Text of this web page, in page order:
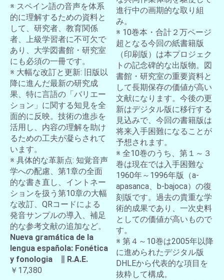
※ スペイン語の音声を体系
的に理解するための資料と
して、研究者、教育関係
者、上級学習者に不可欠で
あり、大学図書館・研究室
にも必須の一冊です。
※ 大幅な改訂と更新: 旧版以
降に進んだ最新の研究成
果、特に言語の「バリエー
ション」に関する知見を全
面的に反映。技術の進歩を
活用し、内容の理解を助け
るための工夫が凝らされて
います。
※ 具体的な革新点: 知覚音声
学への配慮、第1章の全面
的な書き直し、イントネー
ションを扱う第10章の大幅
な改訂、QRコードによる
発音サンプルの導入、補足
的な参考文献の追加など。
Nueva gramática de la
lengua española: Fonética
y fonologia ∥ R.A.E.
￥17,380
進行中の画期的な取り組
み。
※ 10巻本・合計２万ページ
超となる今回の紙書籍版
（印刷版）は本プロジェク
トの記念碑的な出版物。図
書館・研究室の重要資料と
して長期保存の価値が高い
文献になります。今後の更
新はデジタル版に移行する
見込みで、今回の書籍版は
将来入手困難になることが
予想されます。
※ 全10巻のうち、第１～３
巻は現在では入手困難な
1960年～1996年版（a-
apasanca、b-bajoca）の復
刻版です。過去の貴重な学
術的成果であり、一次史料
としての価値が高いもので
す。
※ 第４～10巻は2005年以降
に進められたデジタル版
DHLEから代表的な項目を
抜粋して構成。